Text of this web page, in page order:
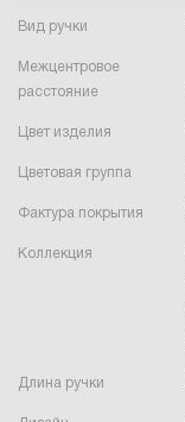
Вид ручки
Межцентровое
расстояние
Цвет изделия
Цветовая группа
Фактура покрытия
Коллекция
Длина ручки